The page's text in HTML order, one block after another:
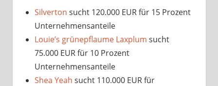
Silverton sucht 120.000 EUR für 15 Prozent
Unternehmensanteile
Louie’s grünepflaume Laxplum sucht
75.000 EUR für 10 Prozent
Unternehmensanteile
Shea Yeah sucht 110.000 EUR für